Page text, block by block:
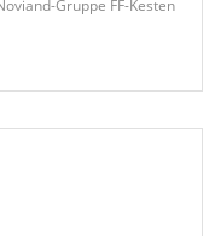
Gruppe FF-Kesten